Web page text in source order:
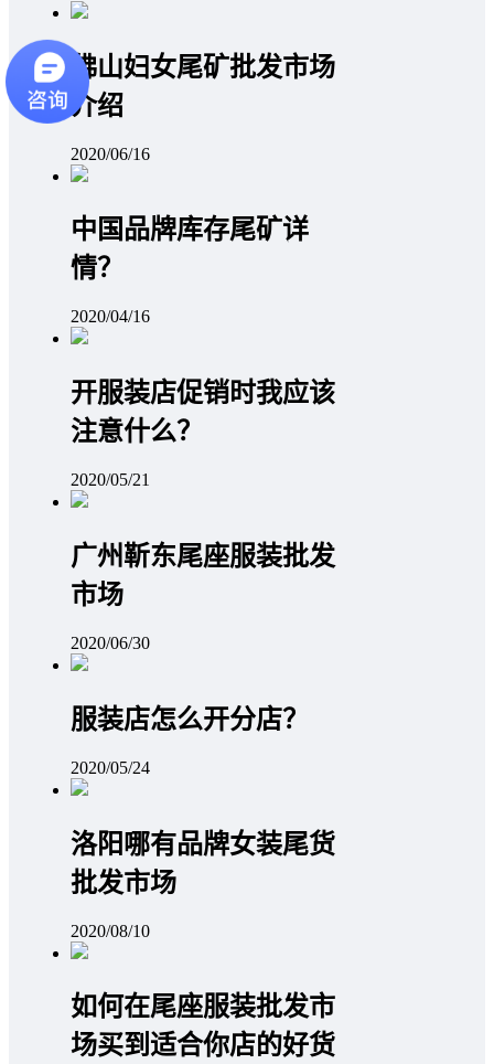
佛山妇女尾矿批发市场
介绍
2020/06/16
中国品牌库存尾矿详
情？
2020/04/16
开服装店促销时我应该
注意什么？
2020/05/21
广州靳东尾座服装批发
市场
2020/06/30
服装店怎么开分店？
2020/05/24
洛阳哪有品牌女装尾货
批发市场
2020/08/10
如何在尾座服装批发市
场买到适合你店的好货